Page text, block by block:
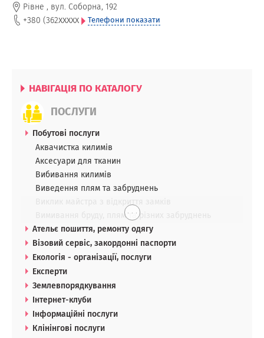
Рівне , вул. Соборна, 192
+380 (362xxxxx Телефони показати
НАВІГАЦІЯ ПО КАТАЛОГУ
ПОСЛУГИ
Побутові послуги
Аквачистка килимів
Аксесуари для тканин
Вибивання килимів
Виведення плям та забруднень
Вимивання бруду, плям та різних забруднень
. . .
Ательє пошиття, ремонту одягу
Візовий сервіс, закордонні паспорти
Екологія - організації, послуги
Експерти
Землевпорядкування
Інтернет-клуби
Інформаційні послуги
Клінінгові послуги